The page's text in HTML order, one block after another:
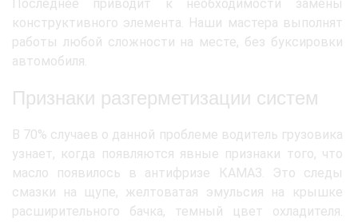
Последнее приводит к необходимости замены
конструктивного элемента. Наши мастера выполнят
работы любой сложности на месте, без буксировки
автомобиля.
Признаки разгерметизации систем
В 70% случаев о данной проблеме водитель грузовика
узнает, когда появляются явные признаки того, что
масло появилось в антифризе КАМАЗ. Это следы
смазки на щупе, желтоватая эмульсия на крышке
расширительного бачка, темный цвет охладителя.